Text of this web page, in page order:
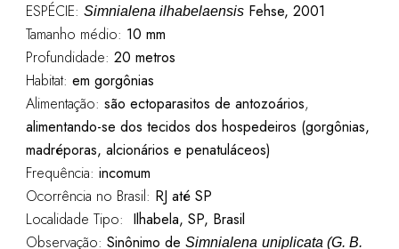
ESPÉCIE: Simnialena ilhabelaensisFehse, 2001
Tamanho médio: 10 mm
Profundidade: 20 metros
Habitat: em gorgônias
Alimentação: são ectoparasitos de antozoários,
alimentando-se dos tecidos dos hospedeiros (gorgônias,
madréporas, alcionários e penatuláceos)
Frequência: incomum
Ocorrência no Brasil: RJ até SP
Localidade Tipo: Ilhabela, SP, Brasil
Observação: Sinônimo de Simnialena uniplicata (G. B.